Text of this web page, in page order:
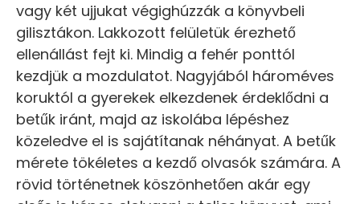
vagy két ujjukat végighúzzák a könyvbeli
gilisztákon. Lakkozott felületük érezhető
ellenállást fejt ki. Mindig a fehér ponttól
kezdjük a mozdulatot. Nagyjából hároméves
koruktól a gyerekek elkezdenek érdeklődni a
betűk iránt, majd az iskolába lépéshez
közeledve el is sajátítanak néhányat. A betűk
mérete tökéletes a kezdő olvasók számára. A
rövid történetnek köszönhetően akár egy